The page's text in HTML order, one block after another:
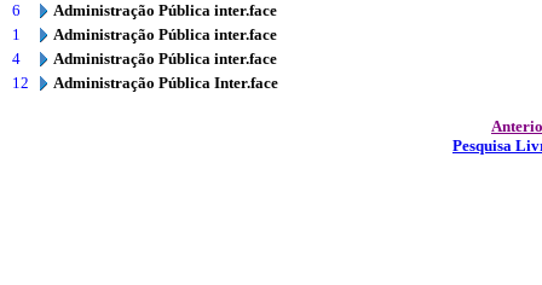
6
Administração Pública inter.face
1
Administração Pública inter.face
4
Administração Pública inter.face
12
Administração Pública Inter.face
Pesquisa